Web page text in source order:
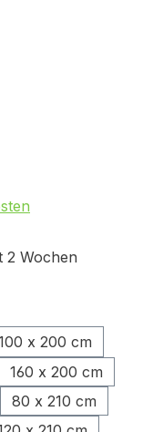
2 Wochen
x 200 cm
160 x 200 cm
80 x 210 cm